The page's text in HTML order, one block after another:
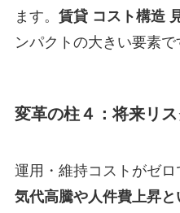
ます。 賃貸 コスト構造
ンパクトの大きい要素で
変革の柱４：将来リ
運用・維持コストがゼ
気代高騰や人件費上昇